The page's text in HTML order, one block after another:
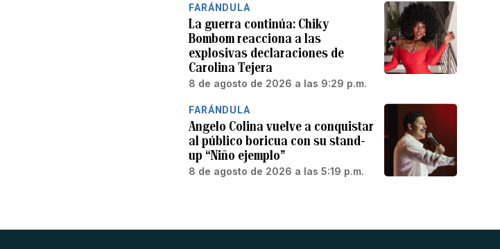
FARÁNDULA
La guerra continúa: Chiky
Bombom reacciona a las
explosivas declaraciones de
Carolina Tejera
8 de agosto de 2026 a las 9:29 p.m.
FARÁNDULA
Angelo Colina vuelve a conquistar
al público boricua con su stand-
up “Niño ejemplo”
8 de agosto de 2026 a las 5:19 p.m.